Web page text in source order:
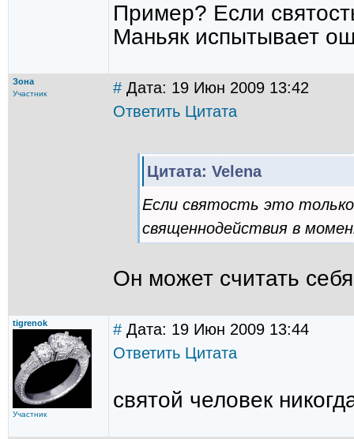
Пример? Если
Маньяк испытывает
Зона
Участник # Дата: 19 Июн 2009 13:42
Ответить Цитата
Цитата: Velena
Если святость это
священнодействия в
Он может считать
tigrenok
Участник
# Дата: 19 Июн 2009 13:44
Ответить Цитата
святой человек